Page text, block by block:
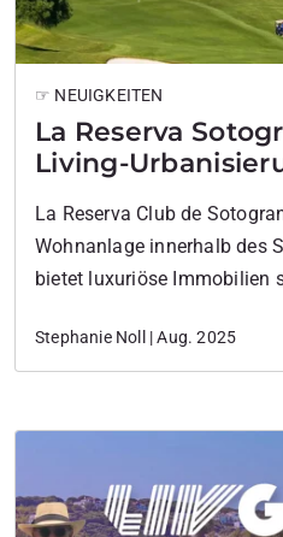
La Reserva
Living-
☞ NEUIGKEITEN
La Reserva Club de
Wohnanlage innerhalb des
bietet luxuriöse Immobilien
Stephanie Noll | Aug. 2025